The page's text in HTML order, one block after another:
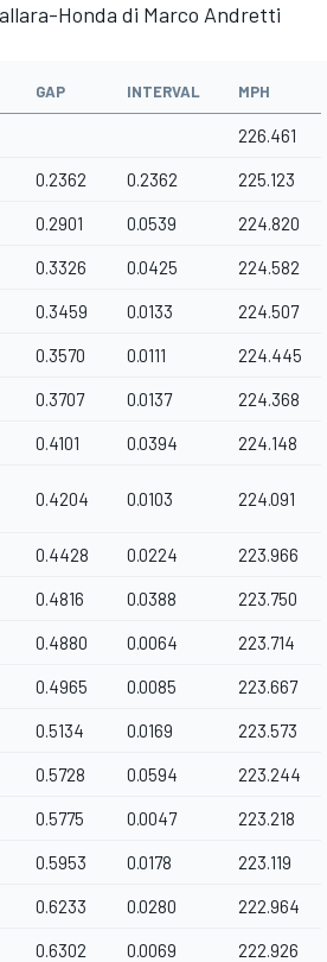
Honda di Marco Andretti
GAP INTERVAL MPH
226.461
0.2362 0.2362 225.123
0.2901 0.0539 224.820
0.3326 0.0425 224.582
0.3459 0.0133 224.507
0.3570 0.0111 224.445
0.3707 0.0137 224.368
0.4101 0.0394 224.148
0.4204 0.0103 224.091
0.4428 0.0224 223.966
0.4816 0.0388 223.750
0.4880 0.0064 223.714
0.4965 0.0085 223.667
0.5134 0.0169 223.573
0.5728 0.0594 223.244
0.5775 0.0047 223.218
0.5953 0.0178 223.119
0.6233 0.0280 222.964
0.6302 0.0069 222.926